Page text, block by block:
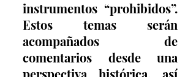
instrumentos “prohibidos”.
Estos temas serán
acompañados de
comentarios desde una
perspectiva histórica, así